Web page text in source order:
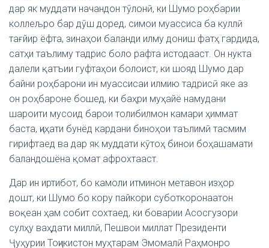
дар як муддати начандон тӯлонӣ, ки Шумо роҳбарии
коллељро бар дӯш доред, симои муассиса ба куллӣ
тағйир ёфта, зинаҳои баланди илму дониш фатҳ гардида,
сатҳи таълиму тадрис боло рафта истодааст. Он нукта
далели қатъии гуфтаҳои болоист, ки шояд Шумо дар
байни роҳбарони ин муассисаи илмию тадрисӣ яке аз
он роҳбароне бошед, ки баҳри муҳайё намудани
шароити мусоид барои толибилмон камари ҳиммат
баста, ҷиҳати бунёд кардани биноҳои таълимӣ тасмим
гирифтаед ва дар як муддати кӯтоҳ бинои боҳашамати
баландошёна қомат афрохтааст.
Дар ин иртибот, бо камоли итминон метавон изҳор
дошт, ки Шумо бо кору пайкори суботкоронаатон
воқеан ҳам собит сохтаед, ки боварии Асосгузори
сулҳу ваҳдати миллӣ, Пешвои миллат Президенти
Ҷуҳурии Тоҷикистон муҳтарам Эмомалӣ Раҳмонро